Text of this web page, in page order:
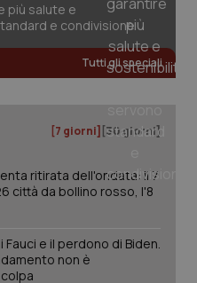
più salute e
e condivisione
Tutti gli speciali
[7 giorni] [30 giorni]
ritirata dell'ondata: il 7
città da bollino rosso, l'8
Fauci e il perdono di Biden.
non è